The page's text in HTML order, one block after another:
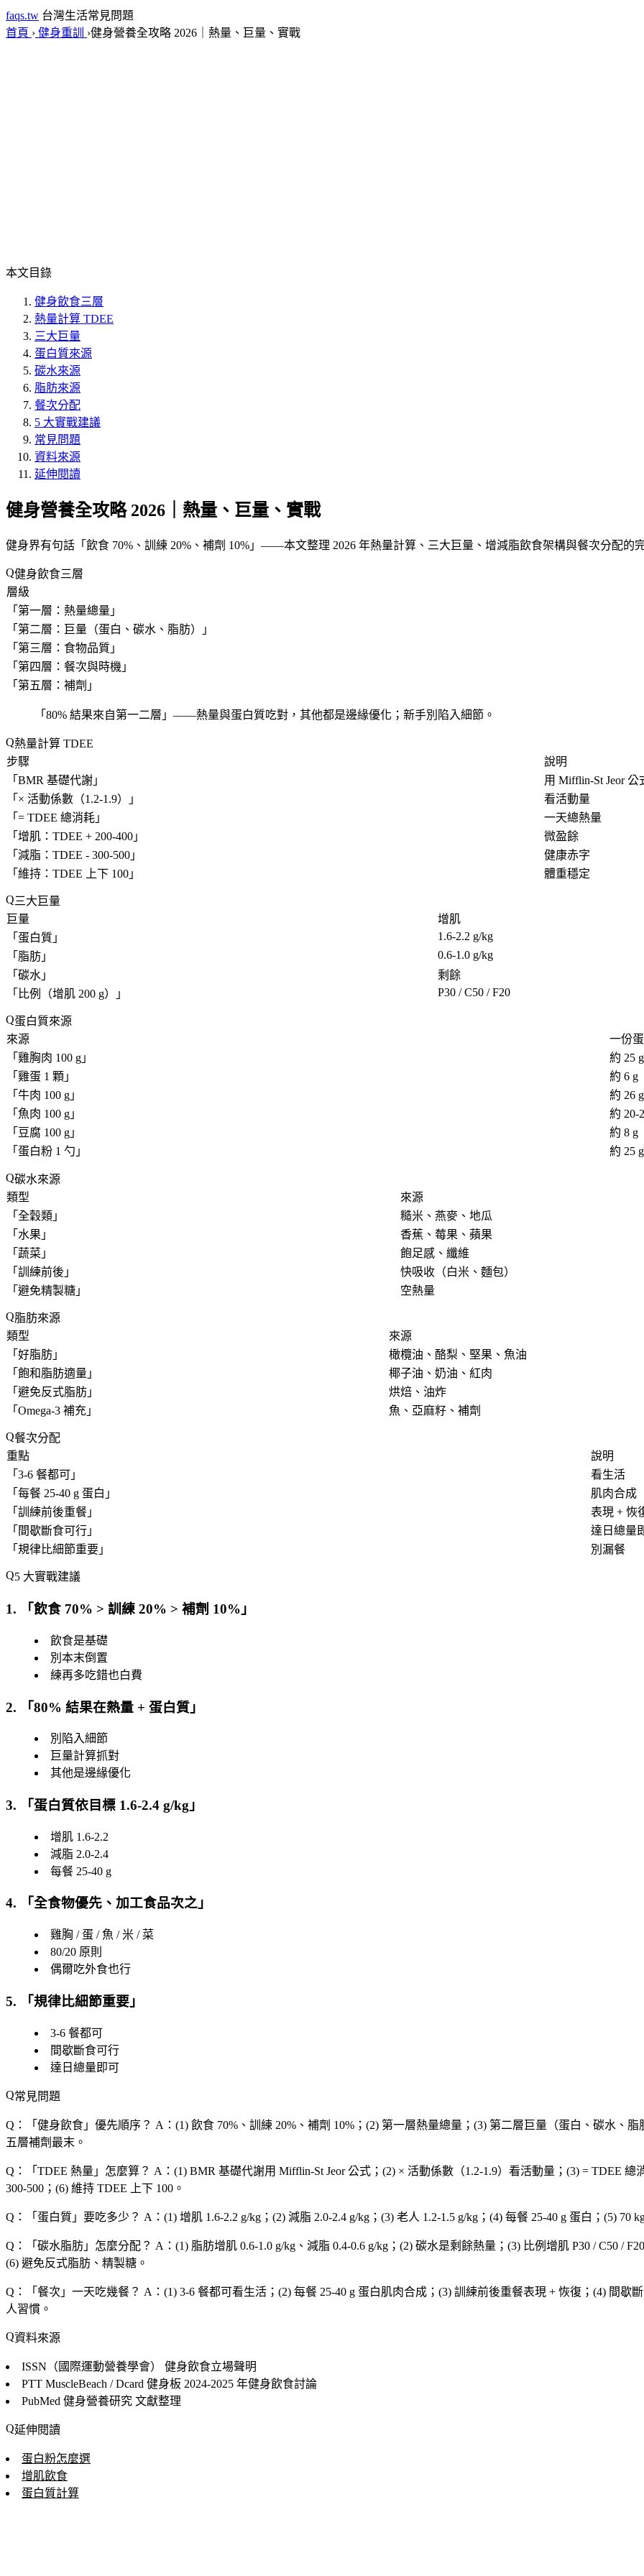
faqs.tw 台灣生活常見問題
首頁 › 健身重訓 ›健身營養全攻略 2026｜熱量、巨量、實戰
本文目錄
健身飲食三層
熱量計算 TDEE
三大巨量
蛋白質來源
碳水來源
脂肪來源
餐次分配
5 大實戰建議
常見問題
資料來源
延伸閱讀
健身營養全攻略 2026｜熱量、巨量、實戰
健身界有句話「 飲食 70%、訓練 20%、補劑 10% 」——本文整理 2026 年熱量計算、三大巨量、增減脂飲食架構與餐次分配的
健身飲食三層
層級
「 第一層：熱量總量 」
「 第二層：巨量（蛋白、碳水、脂肪）
」
「 第三層：食物品質 」
「 第四層：餐次與時機 」
「 第五層：補劑 」
「 80% 結果來自第一二層 」——熱量與蛋白質吃對，其他都是邊緣優化；新手別陷入細節。
熱量計算 TDEE
步驟
說明
「 BMR 基礎代謝 」
用 Mifflin-St Jeor 公
「 × 活動係數（1.2-1.9） 」
看活動量
「 = TDEE 總消耗 」
一天總熱量
「 增肌：TDEE + 200-400 」
微盈餘
「 減脂：TDEE - 300-500 」
健康赤字
「 維持：TDEE 上下 100 」 體重穩定
三大巨量
巨量
增肌
「 蛋白質 」
1.6-2.2 g/kg
「 脂肪 」
0.6-1.0 g/kg
「 碳水 」
剩餘
「 比例（增肌 200 g） 」 P30 / C50 / F20
蛋白質來源
來源
一份
「 雞胸肉 100 g 」
約 25 g
「 雞蛋 1 顆 」
約 6 g
「 牛肉 100 g 」
約 26 g
「 魚肉 100 g 」
約 20-
「 豆腐 100 g 」
約 8 g
「 蛋白粉 1 勺 」 約 25 g
碳水來源
類型
來源
「 全穀類 」
糙米、燕麥、地瓜
「 水果 」
香蕉、莓果、蘋果
「 蔬菜 」
飽足感、纖維
「 訓練前後 」
快吸收（白米、麵包）
「 避免精製糖 」 空熱量
脂肪來源
類型
來源
「 好脂肪 」
橄欖油、酪梨、堅果、魚油
「 飽和脂肪適量 」
椰子油、奶油、紅肉
「 避免反式脂肪 」
烘焙、油炸
「 Omega-3 補充 」 魚、亞麻籽、補劑
餐次分配
重點
說明
「 3-6 餐都可 」
看生活
「 每餐 25-40 g 蛋白 」
肌肉合成
「 訓練前後重餐 」
表現 + 恢
「 間歇斷食可行 」
達日總量
「 規律比細節重要 」 別漏餐
5 大實戰建議
1. 「飲食 70% > 訓練 20% > 補劑 10% 」
飲食是基礎
別本末倒置
練再多吃錯也白費
2. 「80% 結果在熱量 + 蛋白質 」
別陷入細節
巨量計算抓對
其他是邊緣優化
3. 「蛋白質依目標 1.6-2.4 g/kg 」
增肌 1.6-2.2
減脂 2.0-2.4
每餐 25-40 g
4. 「全食物優先、加工食品次之 」
雞胸 / 蛋 / 魚 / 米 / 菜
80/20 原則
偶爾吃外食也行
5. 「規律比細節重要 」
3-6 餐都可
間歇斷食可行
達日總量即可
常見問題
Q：「 健身飲食 」優先順序？ A：(1) 飲食 70%、訓練 20%、補劑 10%；(2) 第一層熱量總量；(3) 第二層巨量（蛋白、碳水、
五層補劑最末。
Q：「 TDEE 熱量 」怎麼算？ A：(1) BMR 基礎代謝用 Mifflin-St Jeor 公式；(2) × 活動係數（1.2-1.9）看活動量；(3) = TDEE
300-500；(6) 維持 TDEE 上下 100。
Q：「 蛋白質 」要吃多少？ A：(1) 增肌 1.6-2.2 g/kg；(2) 減脂 2.0-2.4 g/kg；(3) 老人 1.2-1.5 g/kg；(4) 每餐 25-40 g 蛋白；(5) 70
Q：「 碳水脂肪 」怎麼分配？ A：(1) 脂肪增肌 0.6-1.0 g/kg、減脂 0.4-0.6 g/kg；(2) 碳水是剩餘熱量；(3) 比例增肌 P30 / C50 /
(6) 避免反式脂肪、精製糖。
Q：「 餐次 」一天吃幾餐？ A：(1) 3-6 餐都可看生活；(2) 每餐 25-40 g 蛋白肌肉合成；(3) 訓練前後重餐表現 + 恢復；(4) 間
人習慣。
資料來源
ISSN（國際運動營養學會）
健身飲食立場聲明
PTT MuscleBeach / Dcard 健身板 2024-2025 年健身飲食討論
PubMed 健身營養研究 文獻整理
延伸閱讀
蛋白粉怎麼選
增肌飲食
蛋白質計算